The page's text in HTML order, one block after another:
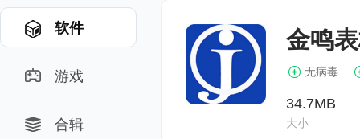
软件
游戏
合辑
金鸣
无病毒
34.7MB
大小